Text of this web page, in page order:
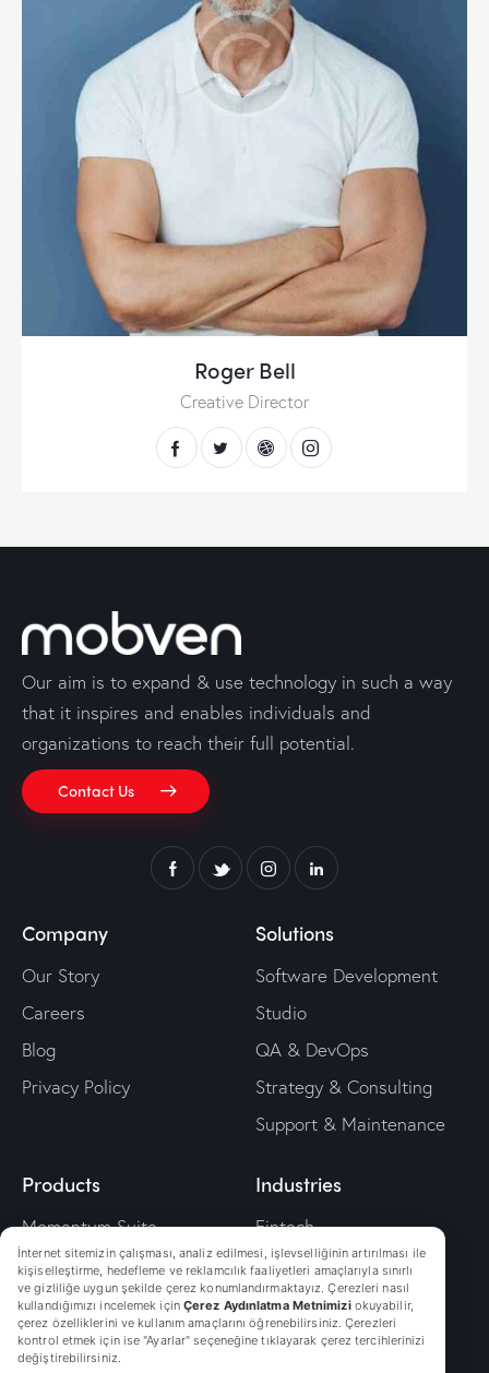
Roger Bell
Creative Director
Our aim is to expand & use technology in such a way
that it inspires and enables individuals and
organizations to reach their full potential.
Contact Us
Company
Our Story
Careers
Blog
Privacy Policy
Solutions
Software Development
Studio
QA & DevOps
Strategy & Consulting
Support & Maintenance
Products
Momentum Suite
Wallet
Mobkit
Digital Onboarding
Industries
Fintech
Retailtech
Travel
Energy
İnternet sitemizin çalışması, analiz edilmesi, işlevselliğinin artırılması ile
kişiselleştirme, hedefleme ve reklamcılık faaliyetleri amaçlarıyla sınırlı
ve gizliliğe uygun şekilde çerez konumlandırmaktayız. Çerezleri nasıl
kullandığımızı incelemek içinÇerez Aydınlatma Metnimiziokuyabilir,
çerez özelliklerini ve kullanım amaçlarını öğrenebilirsiniz. Çerezleri
kontrol etmek için ise "Ayarlar" seçeneğine tıklayarak çerez tercihlerinizi
değiştirebilirsiniz.